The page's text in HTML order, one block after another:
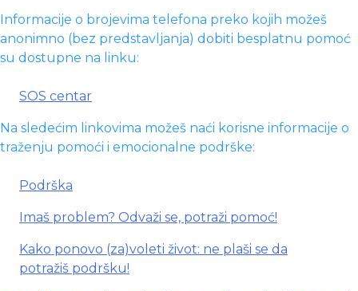
Informacije o brojevima telefona preko kojih možeš
anonimno (bez predstavljanja) dobiti besplatnu pomoć
su dostupne na linku:
SOS centar
Na sledećim linkovima možeš naći korisne informacije o
traženju pomoći i emocionalne podrške:
Podrška
Imaš problem? Odvaži se, potraži pomoć!
Kako ponovo (za)voleti život: ne plaši se da
potražiš podršku!